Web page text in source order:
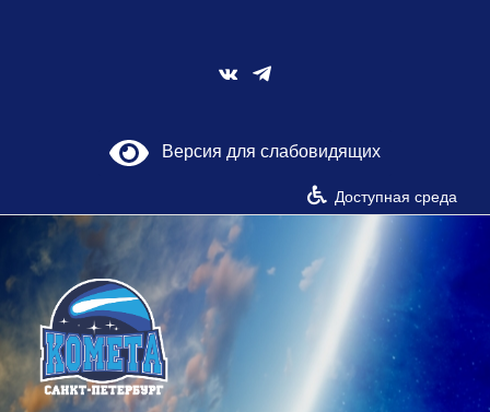
Vk
Версия для слабовидящих
Доступная среда